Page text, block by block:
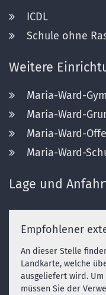
ICDL
Schule ohne
Weitere
Maria-Ward-
Maria-Ward-
Maria-Ward-
Maria-Ward-
Lage und
Empfohlener
An dieser Stelle
Landkarte, welche
ausgeliefert wird. Um
müssen Sie der